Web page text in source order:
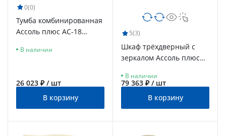
0(0)
Тумба комбинированная
Ассоль плюс АС-18
В наличии
26 023 ₽ / шт
В корзину
5(3)
Шкаф трёхдверный с
зеркалом Ассоль плюс
В наличии
79 363 ₽ / шт
В корзину